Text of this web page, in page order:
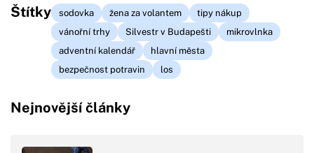
Štítky sodovka žena za volantem
tipy nákup
vánořní trhy
Silvestr v Budapešti
mikrovlnka
adventní kalendář
hlavní města
bezpečnost potravin
los
Nejnovější články